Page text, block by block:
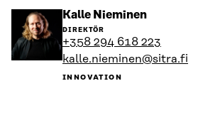
Kalle NieminenGå
personens
profil
DIREKTÖR
+358 294 618 223
kalle.nieminen@sitra.fi
INNOVATION